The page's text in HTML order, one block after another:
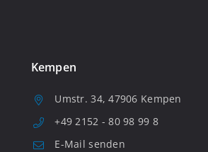
Kempen
Umstr. 34, 47906 Kempen
+49 2152 - 80 98 99 8
E-Mail senden